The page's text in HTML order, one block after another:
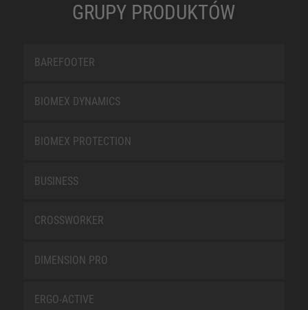
GRUPY PRODUKTÓW
BAREFOOTER
BIOMEX DYNAMICS
BIOMEX PROTECTION
BUSINESS
CROSSWORKER
DIMENSION PRO
ERGO-ACTIVE